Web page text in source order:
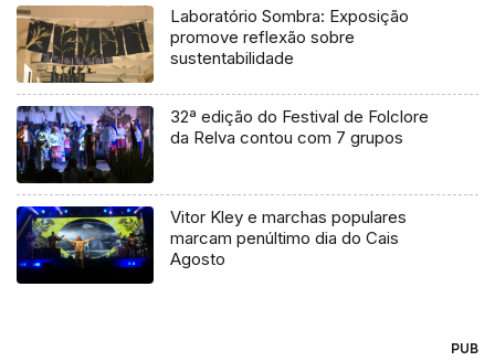
Laboratório Sombra: Exposição
promove reflexão sobre
sustentabilidade
32ª edição do Festival de Folclore
da Relva contou com 7 grupos
Vitor Kley e marchas populares
marcam penúltimo dia do Cais
Agosto
PUB